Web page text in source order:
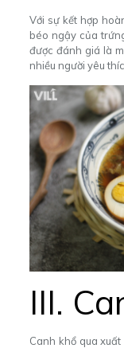
Với sự kết hợp
béo ngậy của
được đánh giá là
nhiều người yêu
III.
Canh khổ qua